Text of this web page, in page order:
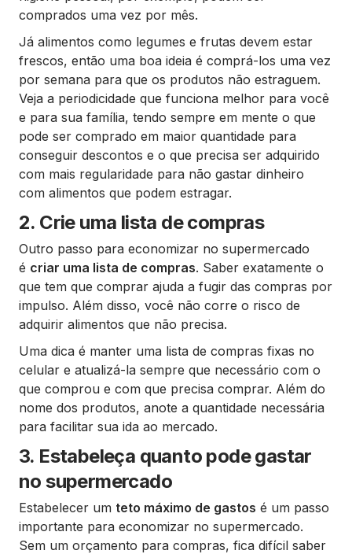
comprados uma vez por mês.
Já alimentos como legumes e frutas devem estar
frescos, então uma boa ideia é comprá-los uma vez
por semana para que os produtos não estraguem.
Veja a periodicidade que funciona melhor para você
e para sua família, tendo sempre em mente o que
pode ser comprado em maior quantidade para
conseguir descontos e o que precisa ser adquirido
com mais regularidade para não gastar dinheiro
com alimentos que podem estragar.
2. Crie uma lista de compras
Outro passo para economizar no supermercado
é criar uma lista de compras. Saber exatamente o
que tem que comprar ajuda a fugir das compras por
impulso. Além disso, você não corre o risco de
adquirir alimentos que não precisa.
Uma dica é manter uma lista de compras fixas no
celular e atualizá-la sempre que necessário com o
que comprou e com que precisa comprar. Além do
nome dos produtos, anote a quantidade necessária
para facilitar sua ida ao mercado.
3. Estabeleça quanto pode gastar
no supermercado
Estabelecer um teto máximo de gastos é um passo
importante para economizar no supermercado.
Sem um orçamento para compras, fica difícil saber